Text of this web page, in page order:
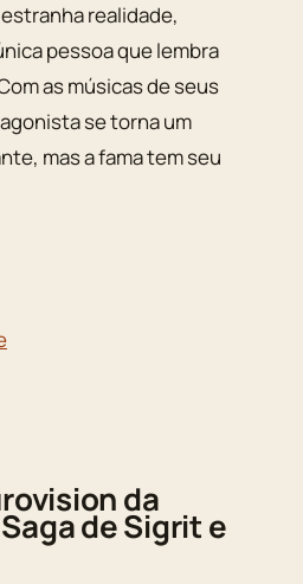
realidade,
pessoa que lembra
as músicas de seus
se torna um
mas a fama tem seu
da
de Sigrit e